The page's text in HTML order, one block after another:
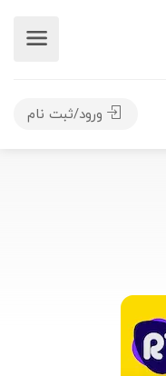
ورود/ثبت نام